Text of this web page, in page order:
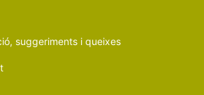
suggeriments i queixes